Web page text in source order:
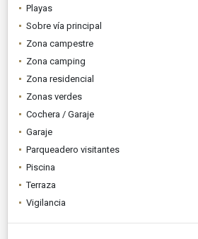
Playas
Sobre vía principal
Zona campestre
Zona camping
Zona residencial
Zonas verdes
Cochera / Garaje
Garaje
Parqueadero visitantes
Piscina
Terraza
Vigilancia